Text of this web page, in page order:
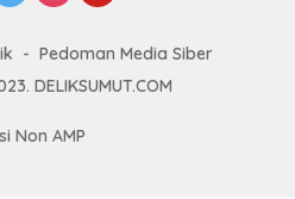
Pedoman Media Siber
DELIKSUMUT.COM
Non AMP